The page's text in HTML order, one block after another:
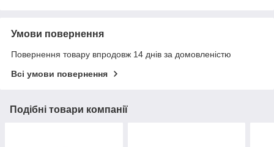
Умови повернення
Повернення товару впродовж 14 днів за домовленістю
Всі умови повернення
Подібні товари компанії